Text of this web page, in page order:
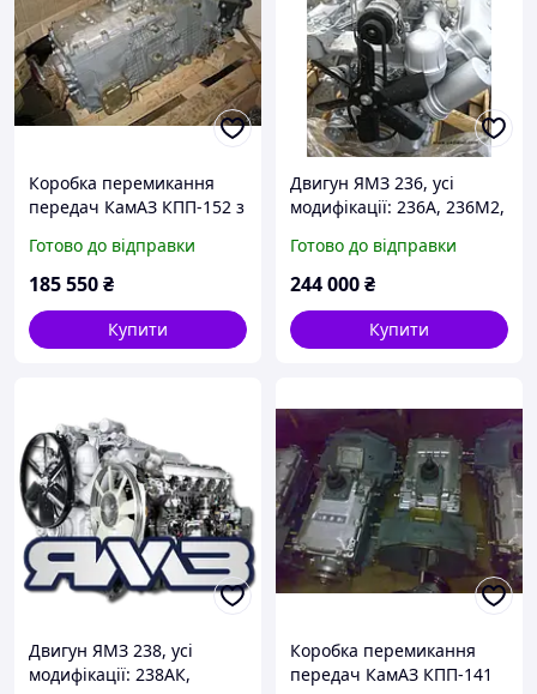
Коробка перемикання
передач КамАЗ КПП-152 з
ступеневий уб. (пр. ОАО
КамАЗ)
Готово до відправки
185 550₴
Купити
Двигун ЯМЗ 236, усі
модифікації: 236А, 236М2,
Готово до відправки
244 000₴
Купити
Двигун ЯМЗ 238, усі
модифікації: 238АК,
Коробка перемикання
передач КамАЗ КПП-141